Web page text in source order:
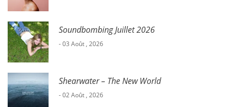
Soundbombing Juillet 2026
- 03 Août , 2026
Shearwater – The New World
- 02 Août , 2026